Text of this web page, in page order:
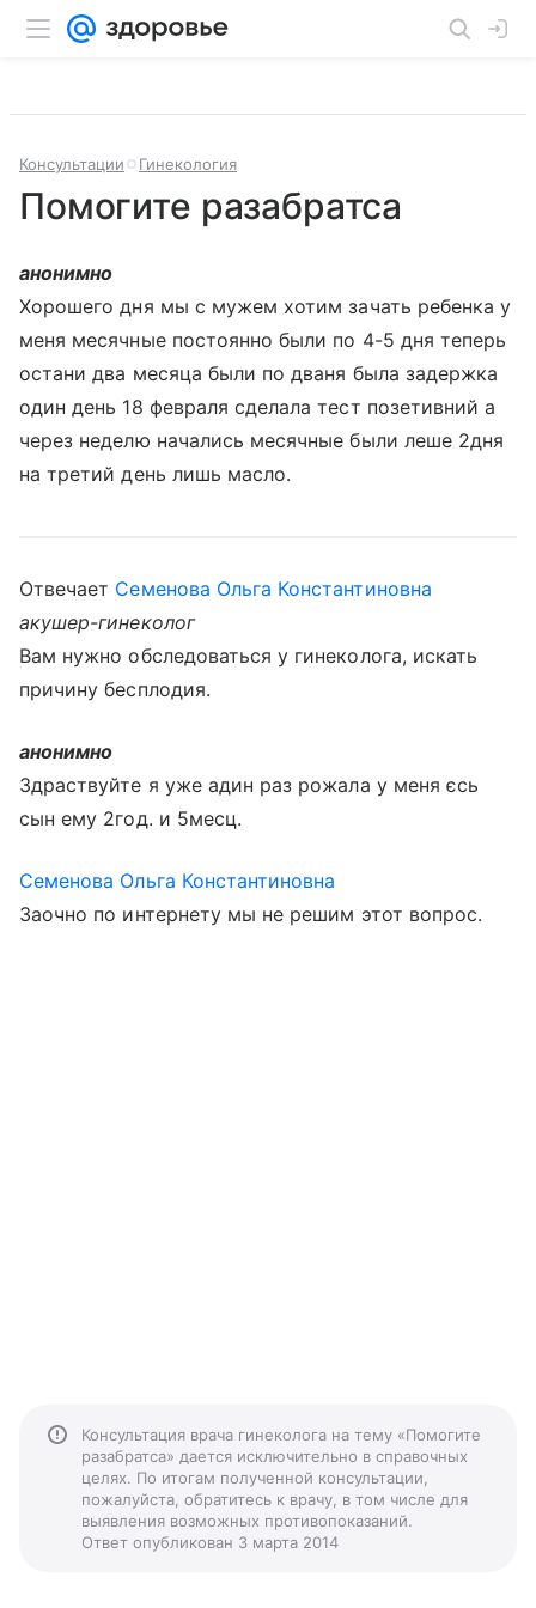
Консультации Гинекология
Помогите разабратса
анонимно
Хорошего дня мы с мужем хотим зачать ребенка у
меня месячные постоянно были по 4-5 дня теперь
остани два месяца были по дваня была задержка
один день 18 февраля сделала тест позетивний а
через неделю начались месячные были леше 2дня
на третий день лишь масло.
Отвечает Семенова Ольга Константиновна
акушер-гинеколог
Вам нужно обследоваться у гинеколога, искать
причину бесплодия.
анонимно
Здраствуйте я уже адин раз рожала у меня єсь
сын ему 2год. и 5месц.
Семенова Ольга Константиновна
Заочно по интернету мы не решим этот вопрос.
Консультация врача гинеколога на тему «Помогите
разабратса» дается исключительно в справочных
целях. По итогам полученной консультации,
пожалуйста, обратитесь к врачу, в том числе для
выявления возможных противопоказаний.
Ответ опубликован 3 марта 2014